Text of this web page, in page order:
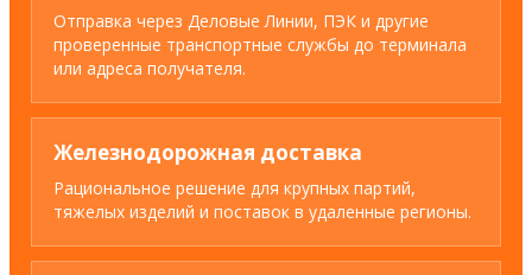
Отправка через Деловые Линии, ПЭК и другие
проверенные транспортные службы до терминала
или адреса получателя.
Железнодорожная доставка
Рациональное решение для крупных партий,
тяжелых изделий и поставок в удаленные регионы.